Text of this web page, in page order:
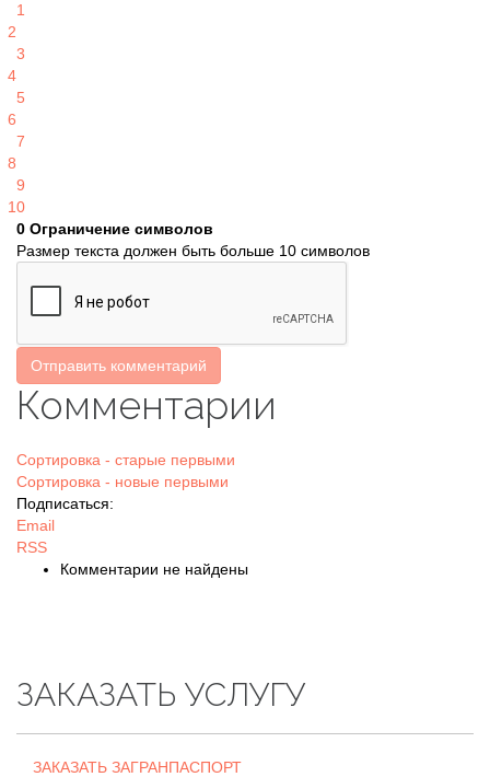
1
2
3
4
5
6
7
8
9
10
0 Ограничение символов
Размер текста должен быть больше 10 символов
Отправить комментарий
Комментарии
Сортировка - старые первыми
Сортировка - новые первыми
Подписаться:
Email
RSS
Комментарии не найдены
ЗАКАЗАТЬ УСЛУГУ
ЗАКАЗАТЬ ЗАГРАНПАСПОРТ